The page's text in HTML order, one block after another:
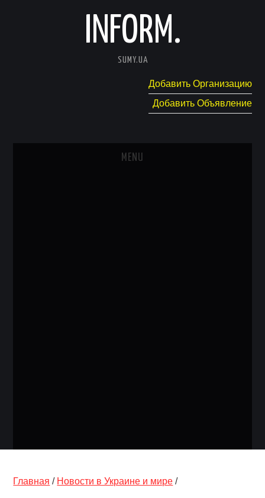
INFORM.
SUMY.UA
Добавить Организацию
Добавить Объявление
MENU
Главная / Новости в Украине и мире /